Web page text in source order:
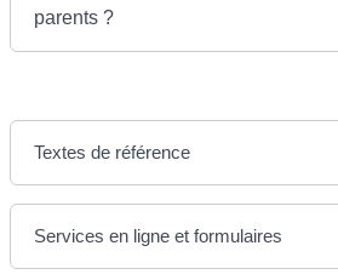
parents ?
Textes de référence
Services en ligne et formulaires